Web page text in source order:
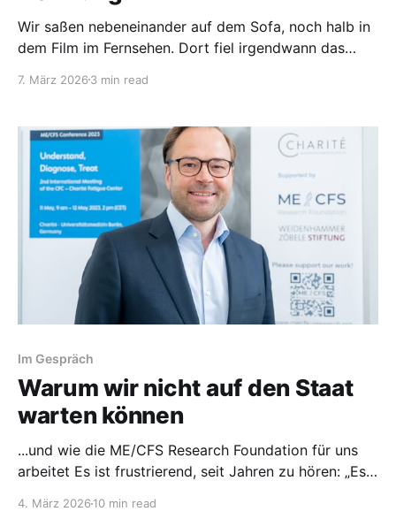
Wir saßen nebeneinander auf dem Sofa, noch halb in
dem Film im Fernsehen. Dort fiel irgendwann das
auch ein Spannungsfeld zwischen uns. Nicht laut,
ME/CFS immer wieder auf. Und ohne lange darüber
7. März 2026 3 min read
Im Gespräch
Warum wir nicht auf den Staat
warten können
...und wie die ME/CFS Research Foundation für uns
arbeitet Es ist frustrierend, seit Jahren zu hören: „Es
4. März 2026 10 min read